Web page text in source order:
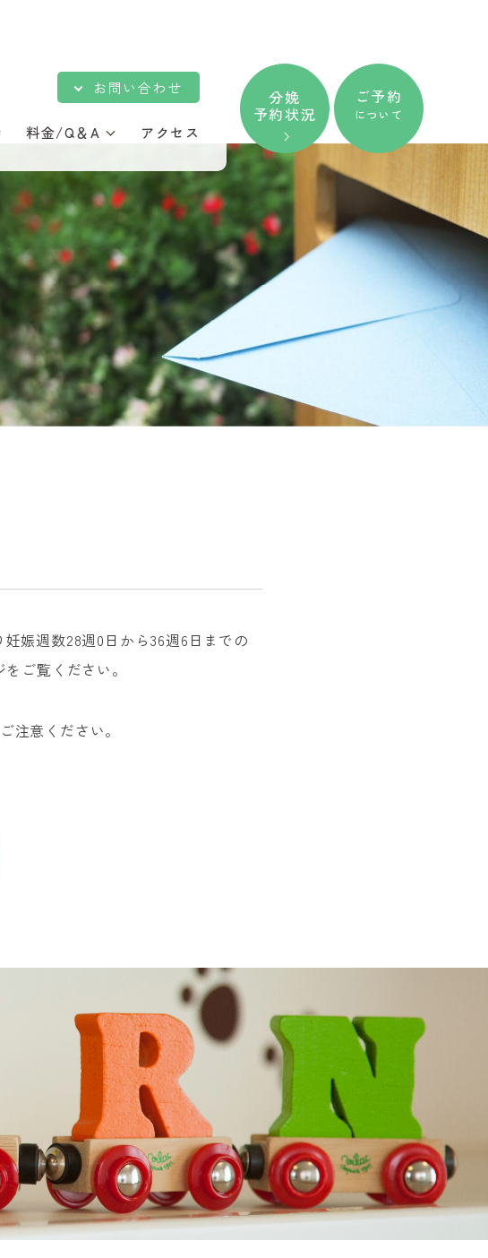
お問い合わせ
料金/Q＆A アクセス
分娩
予約状況
ご予約
について
娠週数28週0日から36週6日までの
ご覧ください。
注意ください。